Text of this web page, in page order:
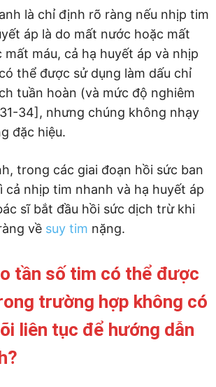
là chỉ định rõ ràng nếu nhịp tim
áp là do mất nước hoặc mất
mất máu, cả hạ huyết áp và nhịp
thể được sử dụng làm dấu chỉ
tuần hoàn (và mức độ nghiêm
34], nhưng chúng không nhạy
đặc hiệu.
trong các giai đoạn hồi sức ban
cả nhịp tim nhanh và hạ huyết áp
sĩ bắt đầu hồi sức dịch trừ khi
về suy tim nặng.
tần số tim có thể được
trường hợp không có
liên tục để hướng dẫn